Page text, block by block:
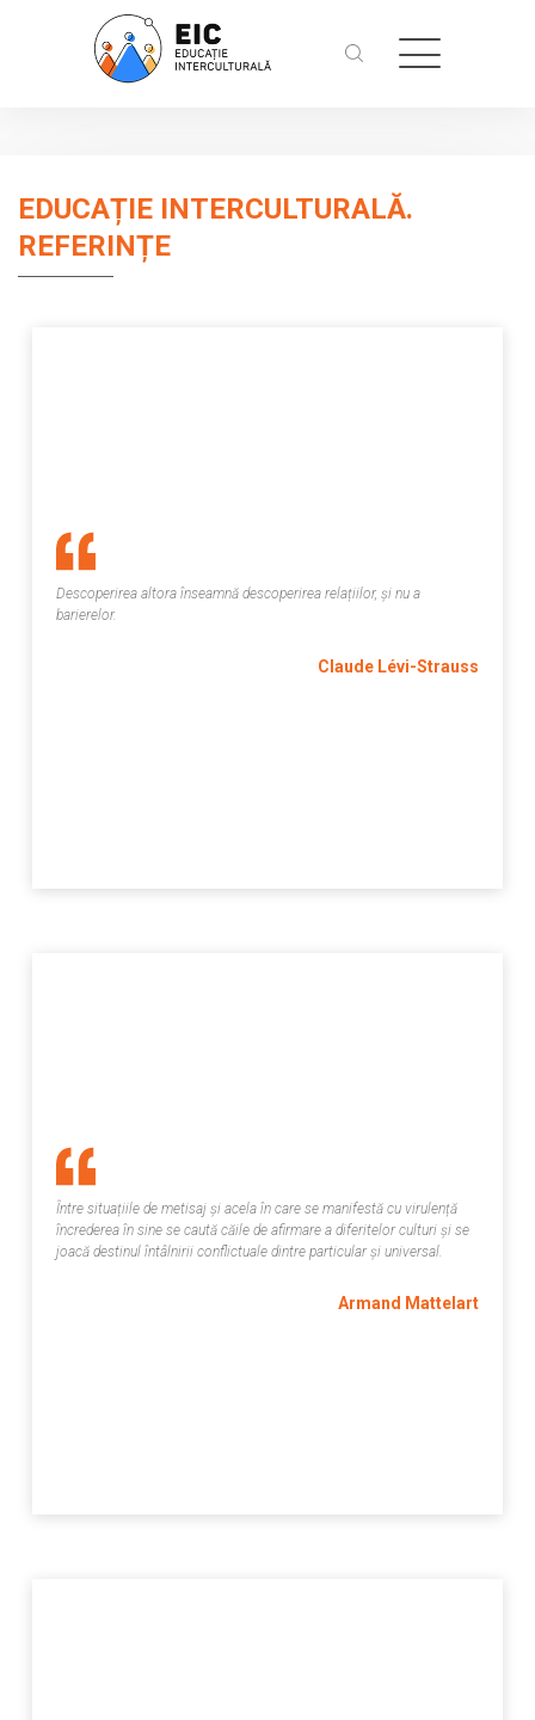
EDUCAȚIE INTERCULTURALĂ.
REFERINȚE
Descoperirea altora înseamnă descoperirea relațiilor, și nu a
barierelor.
Claude Lévi-Strauss
Între situațiile de metisaj și acela în care se manifestă cu virulență
încrederea în sine se caută căile de afirmare a diferitelor culturi și se
joacă destinul întâlnirii conflictuale dintre particular și universal.
Armand Mattelart